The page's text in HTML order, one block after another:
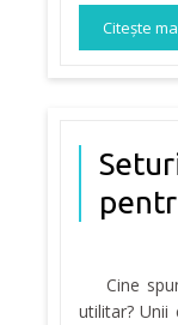
Citeşte
Cine
utilitar? Unii